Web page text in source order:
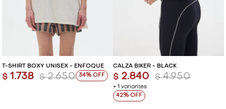
T-SHIRT BOXY UNISEX - ENFOQUE
$ 1.738 $ 2.650 34
CALZA BIKER - BLACK
+ 1 variantes
$ 2.840 $ 4.950
42